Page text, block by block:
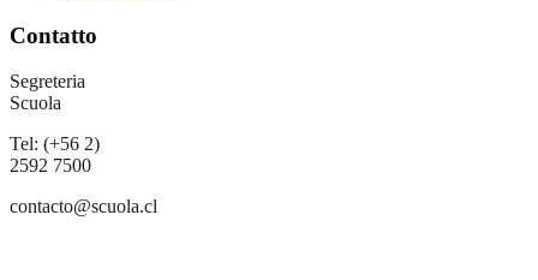
Contatto
Segreteria
Scuola
Tel: (+56 2)
2592 7500
contacto@scuola.cl